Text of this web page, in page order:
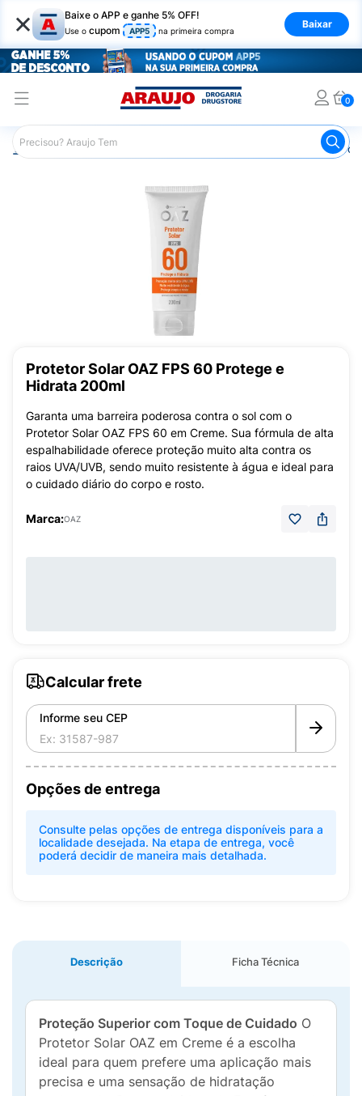
× Baixe o APP e ganhe 5% OFF!
Use o cupom APP5 na primeira compra
Baixar
0
Araujo Beleza e Cuidados
Protetor Solar OAZ FPS 60 Protege e
Hidrata 200ml
Garanta uma barreira poderosa contra o sol com o
Protetor Solar OAZ FPS 60 em Creme. Sua fórmula de alta
espalhabilidade oferece proteção muito alta contra os
raios UVA/UVB, sendo muito resistente à água e ideal para
o cuidado diário do corpo e rosto.
Marca:OAZ
Calcular frete
Informe seu CEP
Opções de entrega
Consulte pelas opções de entrega disponíveis para a
localidade desejada. Na etapa de entrega, você
poderá decidir de maneira mais detalhada.
Descrição Ficha Técnica
Proteção Superior com Toque de Cuidado O
Protetor Solar OAZ em Creme é a escolha
ideal para quem prefere uma aplicação mais
precisa e uma sensação de hidratação